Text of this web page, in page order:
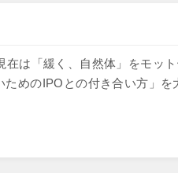
は「緩く、自然体」をモット
めのIPOとの付き合い方」を